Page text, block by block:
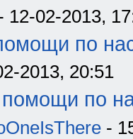
12-02-2013,
по
2013, 20:51
по
-